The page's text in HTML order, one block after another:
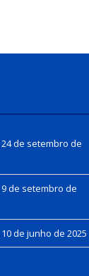
24 de setembro de
9 de setembro de
10 de junho de 2025